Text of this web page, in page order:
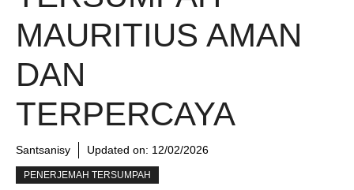
MAURITIUS AMAN
DAN
TERPERCAYA
Santsanisy Updated on: 12/02/2026
PENERJEMAH TERSUMPAH